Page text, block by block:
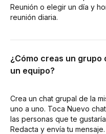
Reunión o elegir un día y
reunión diaria.
¿Cómo creas un grupo
un equipo?
Crea un chat grupal de la
uno a uno. Toca Nuevo
las personas que te
Redacta y envía tu